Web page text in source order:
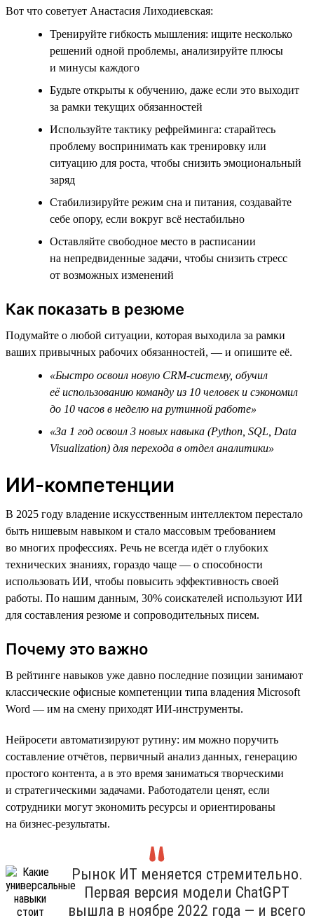
Вот что советует Анастасия Лиходиевская:
Тренируйте гибкость мышления: ищите несколько
решений одной проблемы, анализируйте плюсы
и минусы каждого
Будьте открыты к обучению, даже если это выходит
за рамки текущих обязанностей
Используйте тактику рефрейминга: старайтесь
проблему воспринимать как тренировку или
ситуацию для роста, чтобы снизить эмоциональный
заряд
Стабилизируйте режим сна и питания, создавайте
себе опору, если вокруг всё нестабильно
Оставляйте свободное место в расписании
на непредвиденные задачи, чтобы снизить стресс
от возможных изменений
Как показать в резюме
Подумайте о любой ситуации, которая выходила за рамки
ваших привычных рабочих обязанностей, — и опишите её.
«Быстро освоил новую CRM-систему, обучил
её использованию команду из 10 человек и сэкономил
до 10 часов в неделю на рутинной работе»
«За 1 год освоил 3 новых навыка (Python, SQL, Data
Visualization) для перехода в отдел аналитики»
ИИ-компетенции
В 2025 году владение искусственным интеллектом перестало
быть нишевым навыком и стало массовым требованием
во многих профессиях. Речь не всегда идёт о глубоких
технических знаниях, гораздо чаще — о способности
использовать ИИ, чтобы повысить эффективность своей
работы. По нашим данным, 30% соискателей используют ИИ
для составления резюме и сопроводительных писем.
Почему это важно
В рейтинге навыков уже давно последние позиции занимают
классические офисные компетенции типа владения Microsoft
Word — им на смену приходят ИИ-инструменты.
Нейросети автоматизируют рутину: им можно поручить
составление отчётов, первичный анализ данных, генерацию
простого контента, а в это время заниматься творческими
и стратегическими задачами. Работодатели ценят, если
сотрудники могут экономить ресурсы и ориентированы
на бизнес-результаты.
Рынок ИТ меняется стремительно.
Первая версия модели ChatGPT
вышла в ноябре 2022 года — и всего